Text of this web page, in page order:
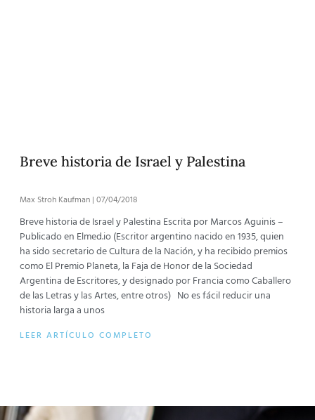
Breve historia de Israel y Palestina
Max Stroh Kaufman 07/04/2018
Breve historia de Israel y Palestina Escrita por Marcos Aguinis –
Publicado en Elmed.io (Escritor argentino nacido en 1935, quien
ha sido secretario de Cultura de la Nación, y ha recibido premios
como El Premio Planeta, la Faja de Honor de la Sociedad
Argentina de Escritores, y designado por Francia como Caballero
de las Letras y las Artes, entre otros) No es fácil reducir una
historia larga a unos
LEER ARTÍCULO COMPLETO